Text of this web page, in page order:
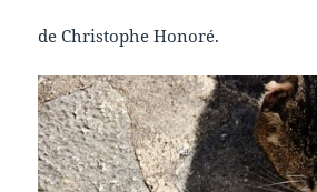
de Christophe Honoré.